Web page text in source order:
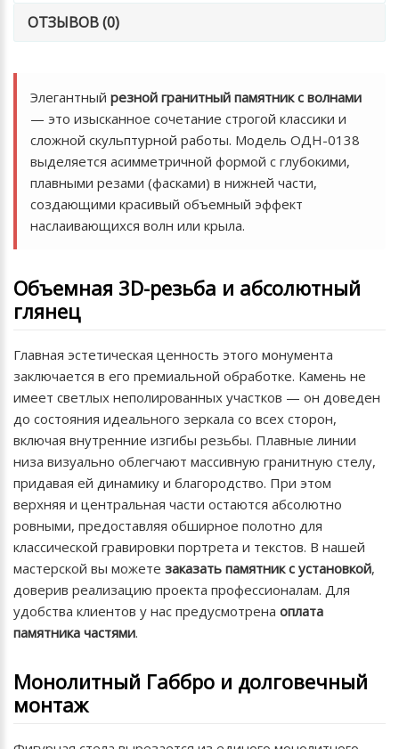
ОТЗЫВОВ (0)
Элегантный резной гранитный памятник с волнами
— это изысканное сочетание строгой классики и
сложной скульптурной работы. Модель ОДН-0138
выделяется асимметричной формой с глубокими,
плавными резами (фасками) в нижней части,
создающими красивый объемный эффект
наслаивающихся волн или крыла.
Объемная 3D-резьба и абсолютный
глянец
Главная эстетическая ценность этого монумента
заключается в его премиальной обработке. Камень не
имеет светлых неполированных участков — он доведен
до состояния идеального зеркала со всех сторон,
включая внутренние изгибы резьбы. Плавные линии
низа визуально облегчают массивную гранитную стелу,
придавая ей динамику и благородство. При этом
верхняя и центральная части остаются абсолютно
ровными, предоставляя обширное полотно для
классической гравировки портрета и текстов. В нашей
мастерской вы можете заказать памятник с установкой,
доверив реализацию проекта профессионалам. Для
удобства клиентов у нас предусмотрена оплата
памятника частями.
Монолитный Габбро и долговечный
монтаж